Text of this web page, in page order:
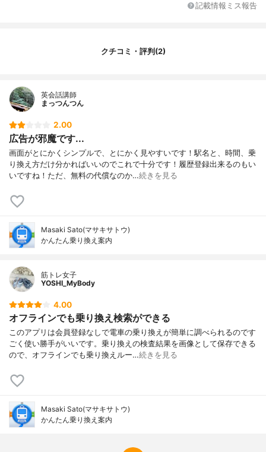
記載情報ミス報告
クチコミ・評判(2)
英会話講師
まっつんつん
2.00
広告が邪魔です...
画面がとにかくシンプルで、とにかく見やすいです！駅名と、時間、乗
り換え方だけ分かればいいのでこれで十分です！履歴登録出来るのもい
いですね！ただ、無料の代償なのか…続きを見る
Masaki Sato(マサキサトウ)
かんたん乗り換え案内
筋トレ女子
YOSHI_MyBody
4.00
オフラインでも乗り換え検索ができる
このアプリは会員登録なしで電車の乗り換えが簡単に調べられるのです
ごく使い勝手がいいです。乗り換えの検査結果を画像として保存できる
ので、オフラインでも乗り換えルー…続きを見る
Masaki Sato(マサキサトウ)
かんたん乗り換え案内